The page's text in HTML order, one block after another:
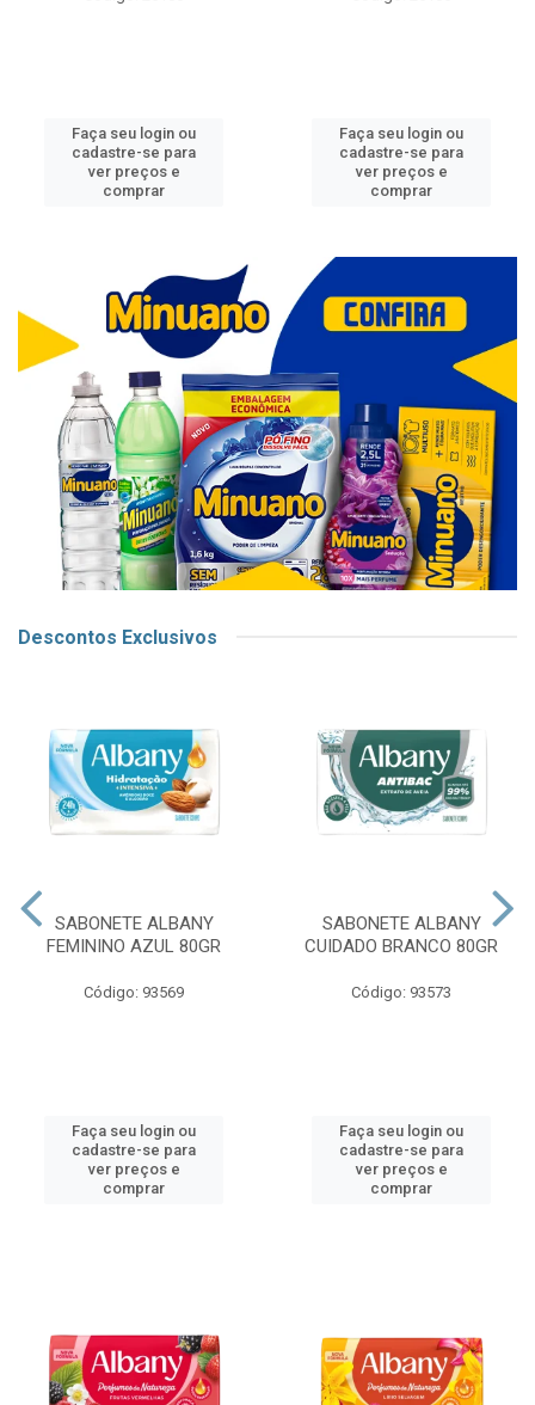
Faça seu login ou
cadastre-se para
ver preços e
comprar
Faça seu login ou
cadastre-se para
ver preços e
comprar
Descontos Exclusivos
SABONETE ALBANY
FEMININO AZUL 80GR
Código: 93569
Faça seu login ou
cadastre-se para
ver preços e
comprar
SABONETE ALBANY
CUIDADO BRANCO 80GR
Código: 93573
Faça seu login ou
cadastre-se para
ver preços e
comprar